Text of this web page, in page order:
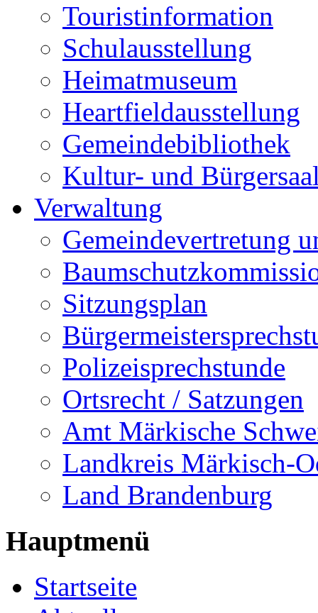
Touristinformation
Schulausstellung
Heimatmuseum
Heartfieldausstellung
Gemeindebibliothek
Kultur- und
Verwaltung
Gemeindevertretung
Sitzungsplan
Polizeisprechstunde
Ortsrecht / Satzungen
Amt Märkische
Landkreis Märkisch-
Land Brandenburg
Hauptmenü
Startseite